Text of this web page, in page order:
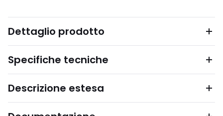
Dettaglio prodotto
Specifiche tecniche
Descrizione estesa